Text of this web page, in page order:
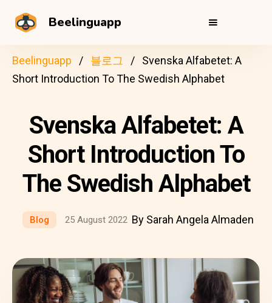
Beelinguapp
Beelinguapp 블로그
Svenska Alfabetet: A
Short Introduction To The Swedish Alphabet
Svenska Alfabetet: A
Short Introduction To
The Swedish Alphabet
Blog 25 August 2022 By Sarah Angela Almaden